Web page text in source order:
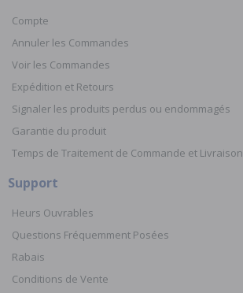
Compte
Annuler les Commandes
Voir les Commandes
Expédition et Retours
Signaler les produits perdus ou endommagés
Garantie du produit
Temps de Traitement de Commande et Livraison
Support
Heurs Ouvrables
Questions Fréquemment Posées
Rabais
Conditions de Vente